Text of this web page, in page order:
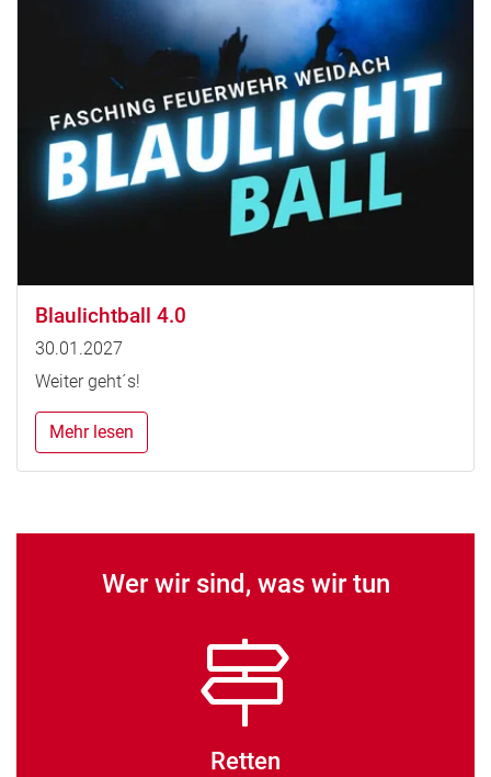
Blaulichtball 4.0
30.01.2027
Weiter geht´s!
Mehr lesen
Wer wir sind, was wir tun
Retten